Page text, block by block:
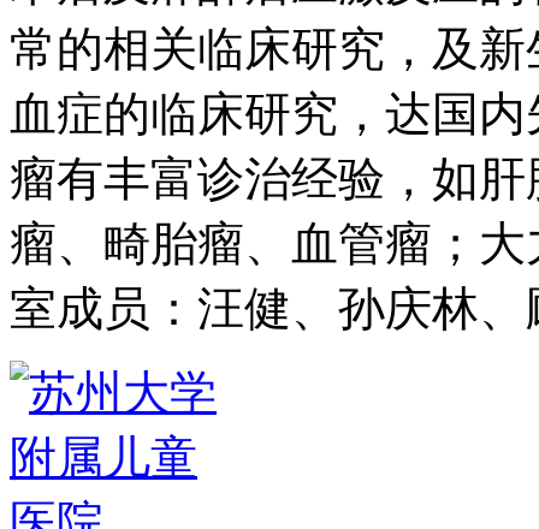
血症的临床研究，达国
瘤有丰富诊治经验，如
瘤、畸胎瘤、血管瘤；
室成员：汪健、孙庆林
查看路线